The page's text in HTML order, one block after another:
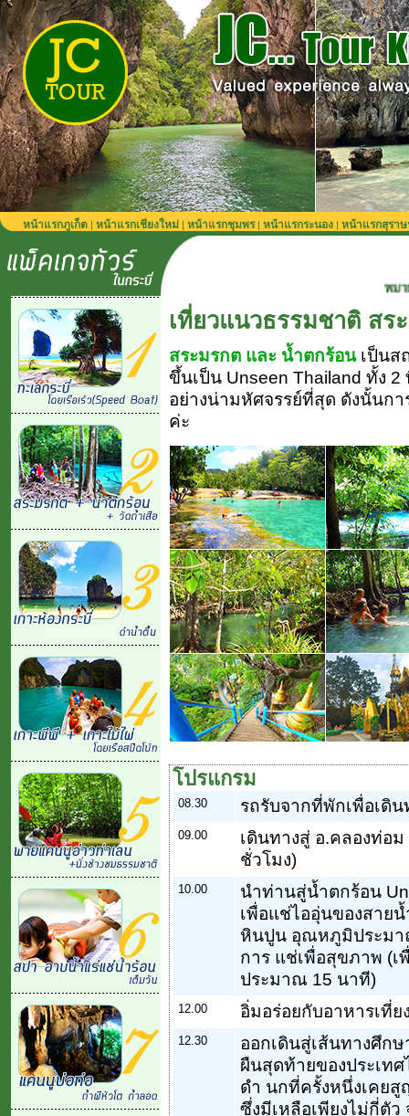
หน้าแรกภูเก็ต | หน้าแรกเชียงใหม่ | หน้าแรกชุมพร| หน้าแรกระนอง | หน้าแรกสุราษ
หมายเหตุ รถ
เที่ยวแนวธรรมชาติ สร
สระมรกต และ น้ำตกร้อนเป็นส
ขึ้นเป็น Unseen Thailand ทั้ง
อย่างน่ามหัศจรรย์ที่สุด ดังนั้นก
ค่ะ
โปรแกรม
08.30 รถรับจากที่พักเพื่อเดิ
09.00
เดินทางสู่ อ.คลองท่อ
ชั่วโมง)
10.00
นำท่านสู่น้ำตกร้อน
เพื่อแช่ไออุ่นของสาย
หินปูน อุณหภูมิประมา
การ แช่เพื่อสุขภาพ (
ประมาณ 15 นาที)
12.00 อิ่มอร่อยกับอาหารเที่
12.30
ออกเดินสู่เส้นทางศึก
ผืนสุดท้ายของประเท
ดำ นกที่ครั้งหนึ่งเคย
ซึ่งมีเหลือเพียงไม่กี่ตั